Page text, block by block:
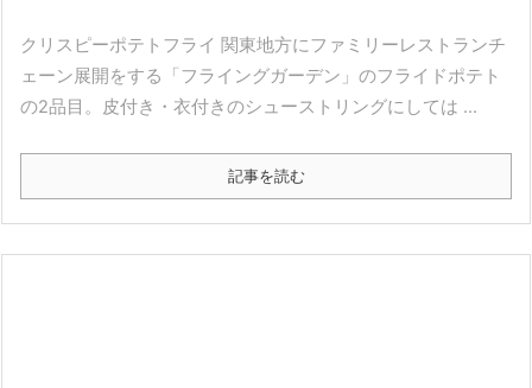
クリスピーポテトフライ 関東地方にファミリーレストランチ
ェーン展開をする「フライングガーデン」のフライドポテト
の2品目。皮付き・衣付きのシューストリングにしては ...
記事を読む